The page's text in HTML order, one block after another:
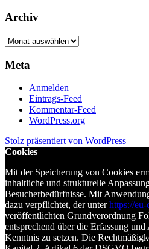
Archiv
Archiv
Meta
Anmelden
Eintrags-Feed
Kommentar-Feed
WordPress.org
Stolz präsentiert von WordPress
Cookies
Mit der Speicherung von Cookies
inhaltliche und strukturelle
Besucherbedürfnisse. Mit
dazu verpflichtet, der unterhttps://eu-
veröffentlichten Grundverordnung
entsprechend über die Erfassung
Kenntnis zu setzen. Die